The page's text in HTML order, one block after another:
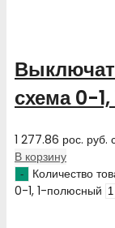
схема 0-
1 277.86 рос. руб.
В корзину
Количество
0-1, 1-полюсный